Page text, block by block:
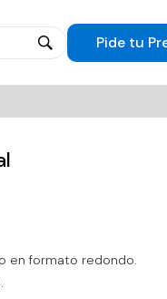
Pide tu
en formato redondo.